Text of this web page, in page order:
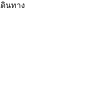
นทาง